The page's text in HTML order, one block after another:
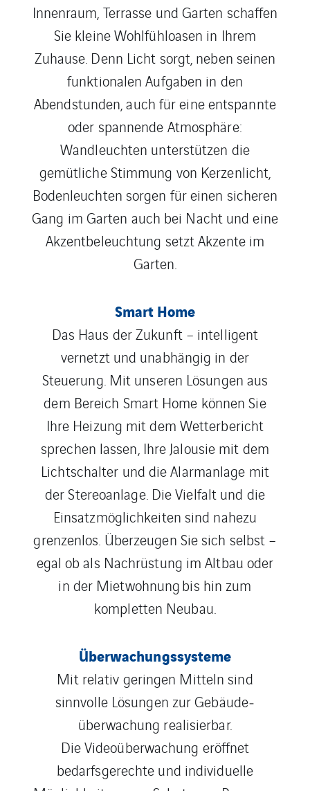
Innenraum, Terrasse und Garten schaffen
Sie kleine Wohlfühloasen in Ihrem
Zuhause. Denn Licht sorgt, neben seinen
funktionalen Aufgaben in den
Abendstunden, auch für eine entspannte
oder spannende Atmosphäre:
Wandleuchten unterstützen die
gemütliche Stimmung von Kerzenlicht,
Bodenleuchten sorgen für einen sicheren
Gang im Garten auch bei Nacht und eine
Akzentbeleuchtung setzt Akzente im
Garten.
Smart Home
Das Haus der Zukunft – intelligent
vernetzt und unabhängig in der
Steuerung. Mit unseren Lösungen aus
dem Bereich Smart Home können Sie
Ihre Heizung mit dem Wetterbericht
sprechen lassen, Ihre Jalousie mit dem
Lichtschalter und die Alarmanlage mit
der Stereoanlage. Die Vielfalt und die
Einsatzmöglichkeiten sind nahezu
grenzenlos. Überzeugen Sie sich selbst –
egal ob als Nachrüstung im Altbau oder
in der Mietwohnung bis hin zum
kompletten Neubau.
Überwachungssysteme
Mit relativ geringen Mitteln sind
sinnvolle Lösungen zur Gebäude­
überwachung realisierbar.
Die Videoüberwachung eröffnet
bedarfsgerechte und individuelle